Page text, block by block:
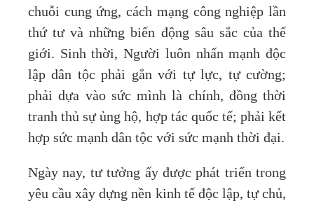
chuỗi cung ứng, cách mạng công nghiệp lần
thứ tư và những biến động sâu sắc của thế
giới. Sinh thời, Người luôn nhấn mạnh độc
lập dân tộc phải gắn với tự lực, tự cường;
phải dựa vào sức mình là chính, đồng thời
tranh thủ sự ủng hộ, hợp tác quốc tế; phải kết
hợp sức mạnh dân tộc với sức mạnh thời đại.
Ngày nay, tư tưởng ấy được phát triển trong
yêu cầu xây dựng nền kinh tế độc lập, tự chủ,